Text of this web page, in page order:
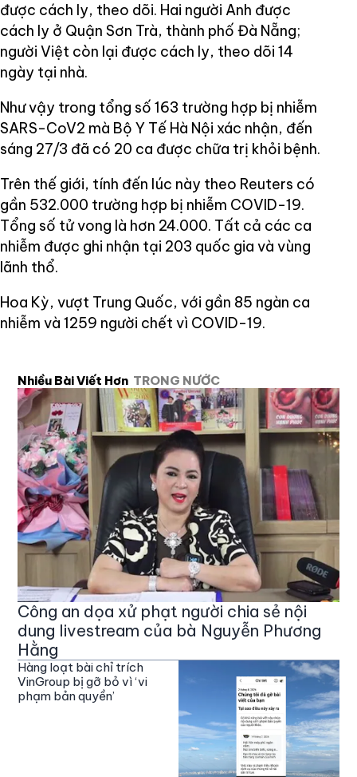
được cách ly, theo dõi. Hai người Anh được
cách ly ở Quận Sơn Trà, thành phố Đà Nẵng;
người Việt còn lại được cách ly, theo dõi 14
ngày tại nhà.
Như vậy trong tổng số 163 trường hợp bị nhiễm
SARS-CoV2 mà Bộ Y Tế Hà Nội xác nhận, đến
sáng 27/3 đã có 20 ca được chữa trị khỏi bệnh.
Trên thế giới, tính đến lúc này theo Reuters có
gần 532.000 trường hợp bị nhiễm COVID-19.
Tổng số tử vong là hơn 24.000. Tất cả các ca
nhiễm được ghi nhận tại 203 quốc gia và vùng
lãnh thổ.
Hoa Kỳ, vượt Trung Quốc, với gần 85 ngàn ca
nhiễm và 1259 người chết vì COVID-19.
Nhiều Bài Viết Hơn TRONG NƯỚC
Công an dọa xử phạt người chia sẻ nội
dung livestream của bà Nguyễn Phương
Hằng
Hàng loạt bài chỉ trích
VinGroup bị gỡ bỏ vì ‘vi
phạm bản quyền’